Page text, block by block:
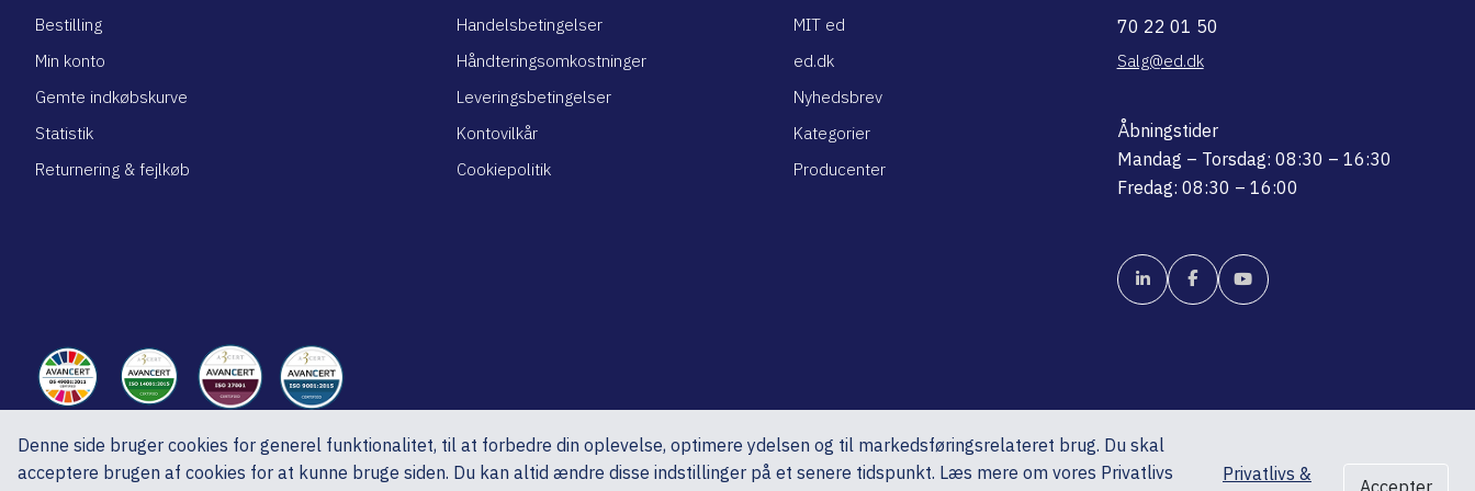
Denne side bruger cookies for generel funktionalitet, til at forbedre din oplevelse, optimere ydelsen og til markedsføringsrelateret brug. Du skal
acceptere brugen af cookies for at kunne bruge siden. Du kan altid ændre disse indstillinger på et senere tidspunkt. Læs mere om vores Privatlivs
Privatlivs &
Accepter
Bestilling
Min konto
Gemte indkøbskurve
Statistik
Returnering & fejlkøb
Handelsbetingelser
Håndteringsomkostninger
Leveringsbetingelser
Kontovilkår
Cookiepolitik
MIT ed
ed.dk
Nyhedsbrev
Kategorier
Producenter
70 22 01 50
Salg@ed.dk
Åbningstider
Mandag – Torsdag: 08:30 – 16:30
Fredag: 08:30 – 16:00
ed A/S, Ved Skoven 15, 8541 Skødstrup, CVR nr.: DK27192920
Copyright © 2025 ed A/S